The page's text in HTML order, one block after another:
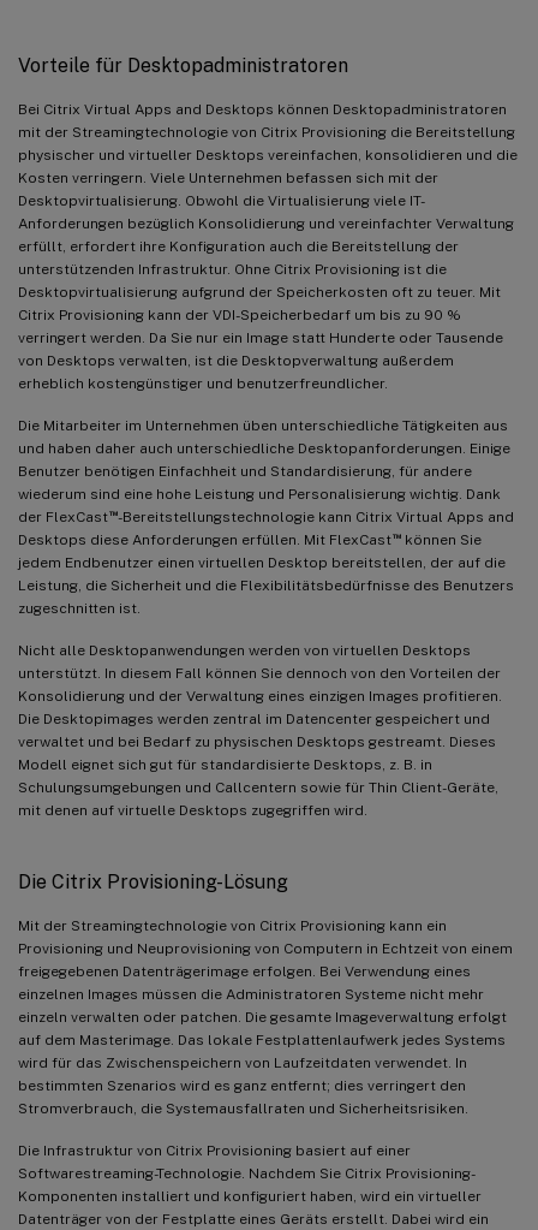
Vorteile für Desktopadministratoren
Bei Citrix Virtual Apps and Desktops können Desktopadministratoren
mit der Streamingtechnologie von Citrix Provisioning die Bereitstellung
physischer und virtueller Desktops vereinfachen, konsolidieren und die
Kosten verringern. Viele Unternehmen befassen sich mit der
Desktopvirtualisierung. Obwohl die Virtualisierung viele IT-
Anforderungen bezüglich Konsolidierung und vereinfachter Verwaltung
erfüllt, erfordert ihre Konfiguration auch die Bereitstellung der
unterstützenden Infrastruktur. Ohne Citrix Provisioning ist die
Desktopvirtualisierung aufgrund der Speicherkosten oft zu teuer. Mit
Citrix Provisioning kann der VDI-Speicherbedarf um bis zu 90 %
verringert werden. Da Sie nur ein Image statt Hunderte oder Tausende
von Desktops verwalten, ist die Desktopverwaltung außerdem
erheblich kostengünstiger und benutzerfreundlicher.
Die Mitarbeiter im Unternehmen üben unterschiedliche Tätigkeiten aus
und haben daher auch unterschiedliche Desktopanforderungen. Einige
Benutzer benötigen Einfachheit und Standardisierung, für andere
wiederum sind eine hohe Leistung und Personalisierung wichtig. Dank
der FlexCast™-Bereitstellungstechnologie kann Citrix Virtual Apps and
Desktops diese Anforderungen erfüllen. Mit FlexCast™können Sie
jedem Endbenutzer einen virtuellen Desktop bereitstellen, der auf die
Leistung, die Sicherheit und die Flexibilitätsbedürfnisse des Benutzers
zugeschnitten ist.
Nicht alle Desktopanwendungen werden von virtuellen Desktops
unterstützt. In diesem Fall können Sie dennoch von den Vorteilen der
Konsolidierung und der Verwaltung eines einzigen Images profitieren.
Die Desktopimages werden zentral im Datencenter gespeichert und
verwaltet und bei Bedarf zu physischen Desktops gestreamt. Dieses
Modell eignet sich gut für standardisierte Desktops, z. B. in
Schulungsumgebungen und Callcentern sowie für Thin Client-Geräte,
mit denen auf virtuelle Desktops zugegriffen wird.
Die Citrix Provisioning-Lösung
Mit der Streamingtechnologie von Citrix Provisioning kann ein
Provisioning und Neuprovisioning von Computern in Echtzeit von einem
freigegebenen Datenträgerimage erfolgen. Bei Verwendung eines
einzelnen Images müssen die Administratoren Systeme nicht mehr
einzeln verwalten oder patchen. Die gesamte Imageverwaltung erfolgt
auf dem Masterimage. Das lokale Festplattenlaufwerk jedes Systems
wird für das Zwischenspeichern von Laufzeitdaten verwendet. In
bestimmten Szenarios wird es ganz entfernt; dies verringert den
Stromverbrauch, die Systemausfallraten und Sicherheitsrisiken.
Die Infrastruktur von Citrix Provisioning basiert auf einer
Softwarestreaming-Technologie. Nachdem Sie Citrix Provisioning-
Komponenten installiert und konfiguriert haben, wird ein virtueller
Datenträger von der Festplatte eines Geräts erstellt. Dabei wird ein